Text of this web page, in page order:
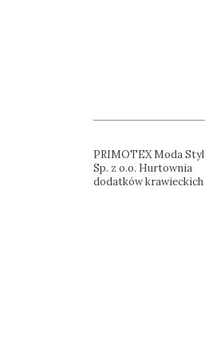
PRIMOTEX Moda Styl
Sp. z o.o. Hurtownia
dodatków krawieckich